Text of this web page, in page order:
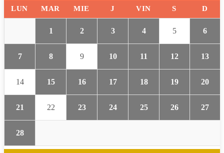
LUN MAR MIE J VIN S D
1 2 3 4 5 6
7 8 9 10 11 12 13
14 15 16 17 18 19 20
21 22 23 24 25 26 27
28